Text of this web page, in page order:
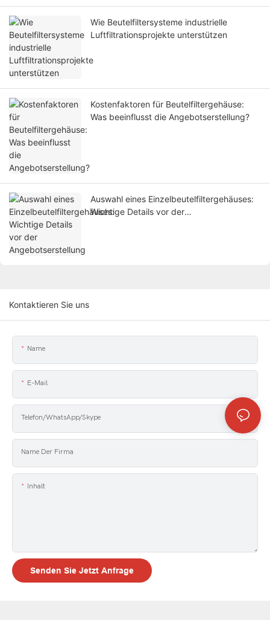
Wie Beutelfiltersysteme industrielle
Luftfiltrationsprojekte unterstützen
Kostenfaktoren für Beutelfiltergehäuse:
Was beeinflusst die Angebotserstellung?
Auswahl eines Einzelbeutelfiltergehäuses:
Wichtige Details vor der
Kontaktieren Sie uns
Name
E-Mail
Telefon/WhatsApp/Skype
Name Der Firma
Inhalt
Senden Sie Jetzt Anfrage